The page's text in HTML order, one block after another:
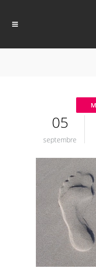
05
septembre